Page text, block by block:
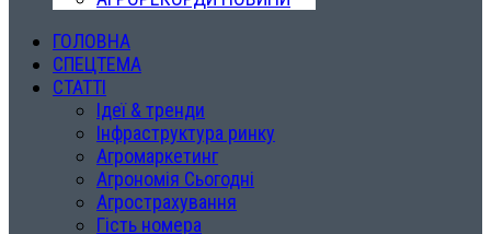
ГОЛОВНА
СПЕЦТЕМА
СТАТТІ
Ідеї & тренди
Інфраструктура ринку
Агромаркетинг
Агрономія Сьогодні
Агрострахування
Гість номера